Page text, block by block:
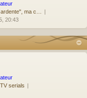
ma c…
20:43
serials